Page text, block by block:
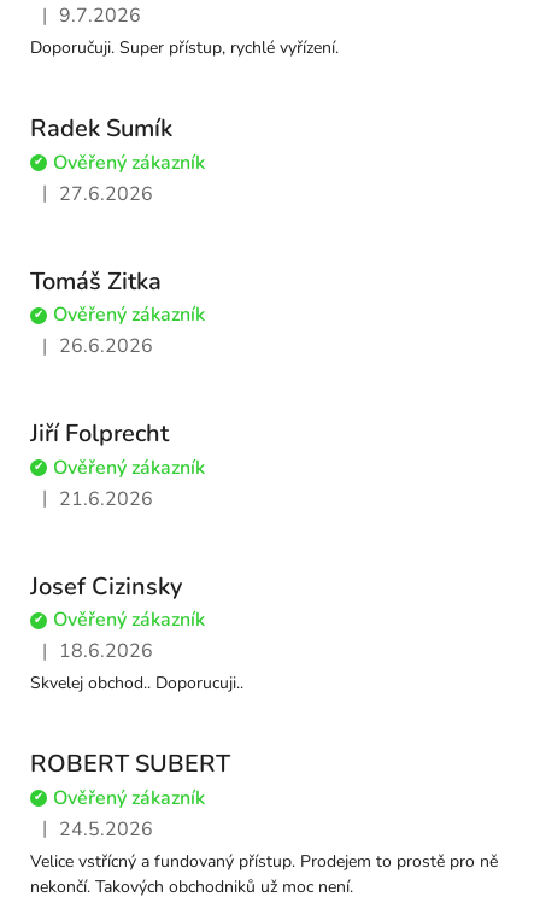
Hodnocení obchodu je 5 z 5 hvězdiček.
| 9.7.2026
Doporučuji. Super přístup, rychlé vyřízení.
Radek Sumík
✔
Ověřený zákazník
Hodnocení obchodu je 5 z 5 hvězdiček.
| 27.6.2026
Tomáš Zitka
✔
Ověřený zákazník
Hodnocení obchodu je 5 z 5 hvězdiček.
| 26.6.2026
Jiří Folprecht
✔
Ověřený zákazník
Hodnocení obchodu je 5 z 5 hvězdiček.
| 21.6.2026
Josef Cizinsky
✔
Ověřený zákazník
Hodnocení obchodu je 5 z 5 hvězdiček.
| 18.6.2026
Skvelej obchod.. Doporucuji..
ROBERT SUBERT
✔
Ověřený zákazník
Hodnocení obchodu je 5 z 5 hvězdiček.
| 24.5.2026
Velice vstřícný a fundovaný přístup. Prodejem to prostě pro ně
nekončí. Takových obchodniků už moc není.